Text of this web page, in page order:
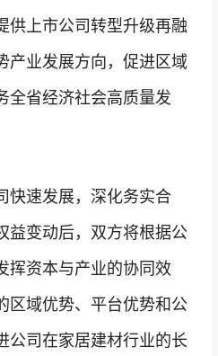
供上市公司转型升级再融
产业发展方向，促进区域
全省经济社会高质量发
快速发展，深化务实合
益变动后，双方将根据公
挥资本与产业的协同效
区域优势、平台优势和公
公司在家居建材行业的长